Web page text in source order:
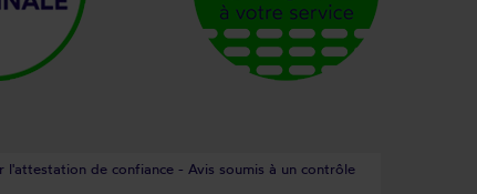
l'attestation de confiance - Avis soumis à un contrôle